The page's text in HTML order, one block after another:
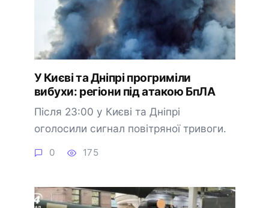
У Києві та Дніпрі прогриміли
вибухи: регіони під атакою БпЛА
Після 23:00 у Києві та Дніпрі
оголосили сигнал повітряної тривоги.
0 175